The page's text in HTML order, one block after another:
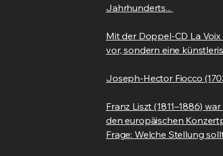
Jahrhunderts...
Mit der Doppel-CD La
vor, sondern eine
Joseph-Hector Fiocco
Franz Liszt (1811–1886)
den europäischen
Frage: Welche Stellung